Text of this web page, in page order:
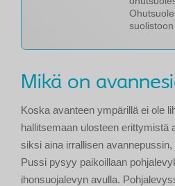
suolistoon
Mikä on
Koska avanteen ympärillä ei ole
hallitsemaan ulosteen erittymistä
siksi aina irrallisen
Pussi pysyy paikoillaan
ihonsuojalevyn avulla.